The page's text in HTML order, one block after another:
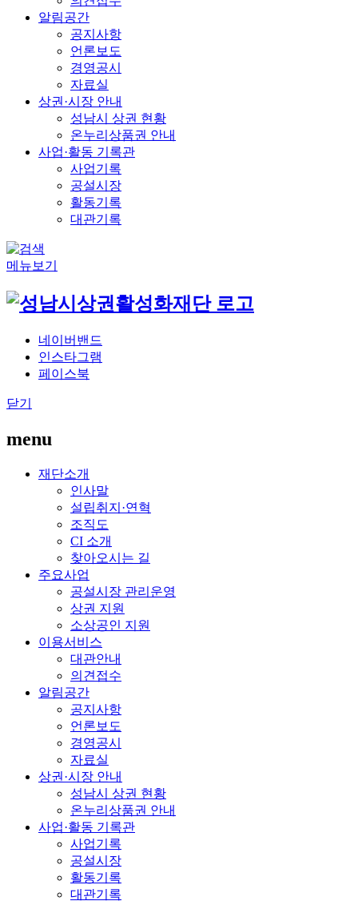
알림공간
공지사항
언론보도
경영공시
자료실
상권·시장 안내
성남시 상권 현황
온누리상품권 안내
사업·활동 기록관
사업기록
공설시장
활동기록
대관기록
메뉴보기
네이버밴드
인스타그램
페이스북
닫기
menu
재단소개
인사말
설립취지·연혁
조직도
CI 소개
찾아오시는 길
주요사업
공설시장 관리운영
상권 지원
소상공인 지원
이용서비스
대관안내
의견접수
알림공간
공지사항
언론보도
경영공시
자료실
상권·시장 안내
성남시 상권 현황
온누리상품권 안내
사업·활동 기록관
사업기록
공설시장
활동기록
대관기록